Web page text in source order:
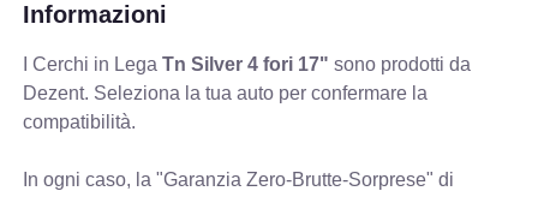
Informazioni
I Cerchi in LegaTn Silver 4 fori 17" sono prodotti da
Dezent. Seleziona la tua auto per confermare la
compatibilità.
In ogni caso, la "Garanzia Zero-Brutte-Sorprese" di